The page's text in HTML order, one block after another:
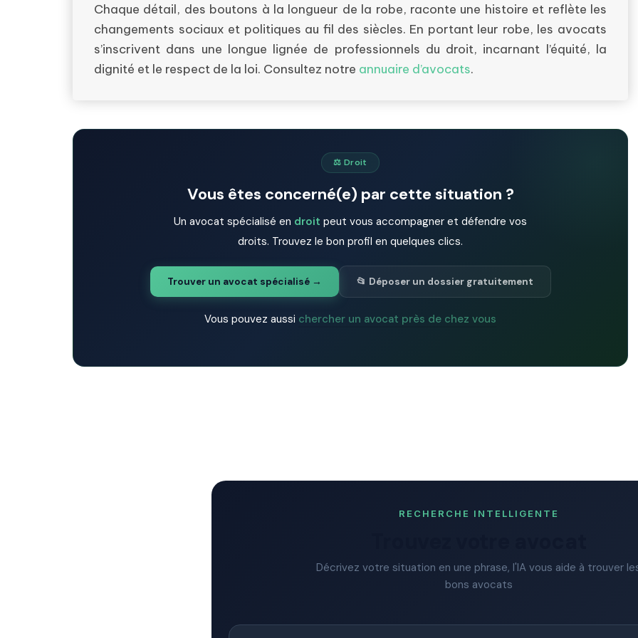
Chaque détail, des boutons à la longueur de la robe, raconte une histoire et reflète les
changements sociaux et politiques au fil des siècles. En portant leur robe, les avocats
s’inscrivent dans une longue lignée de professionnels du droit, incarnant l’équité, la
dignité et le respect de la loi. Consultez notre annuaire d’avocats.
⚖️ Droit
Vous êtes concerné(e) par cette situation ?
Un avocat spécialisé en droit peut vous accompagner et défendre vos
droits. Trouvez le bon profil en quelques clics.
Trouver un avocat spécialisé → 📂 Déposer un dossier gratuitement
Vous pouvez aussi chercher un avocat près de chez vous
RECHERCHE INTELLIGENTE
Décrivez votre situation en une phrase, l'IA vous aide à trouver
bons avocats